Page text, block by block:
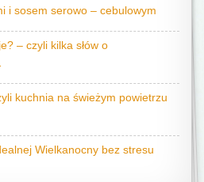
i sosem serowo – cebulowym
– czyli kilka słów o
kuchnia na świeżym powietrzu
Wielkanocny bez stresu